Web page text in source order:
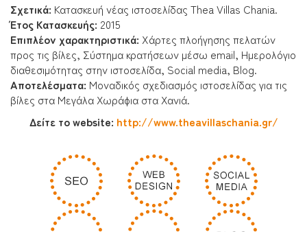
Σχετικά: Κατασκευή νέας ιστοσελίδας Thea Villas Chania.
Έτος Κατασκευής: 2015
Επιπλέον χαρακτηριστικά: Χάρτες πλοήγησης πελατών
προς τις βίλες, Σύστημα κρατήσεων μέσω email, Ημερολόγιο
διαθεσιμότητας στην ιστοσελίδα, Social media, Blog.
Αποτελέσματα: Μοναδικός σχεδιασμός ιστοσελίδας για τις
βίλες στα Μεγάλα Χωράφια στα Χανιά.
Δείτε το website: http://www.theavillaschania.gr/